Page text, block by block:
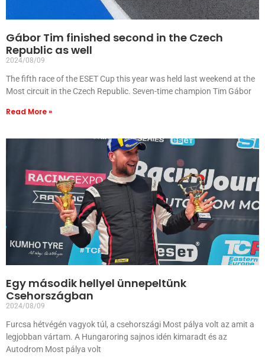
Gábor Tim finished second in the Czech
Republic as well
2024/08/09
The fifth race of the ESET Cup this year was held last weekend at the
Most circuit in the Czech Republic. Seven-time champion Tim Gábor
Read More »
Egy második hellyel ünnepeltünk
Csehországban
2024/08/09
Furcsa hétvégén vagyok túl, a csehországi Most pálya volt az amit a
legjobban vártam. A Hungaroring sajnos idén kimaradt és az
Autodrom Most pálya volt